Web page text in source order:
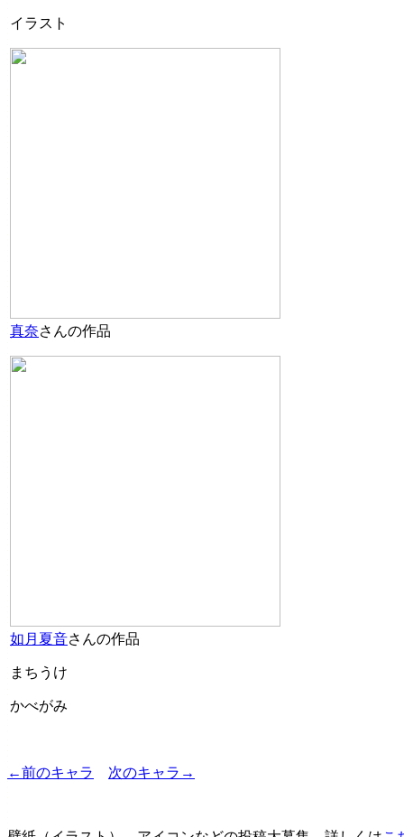
イラスト
真奈さんの作品
如月夏音さんの作品
まちうけ
かべがみ
←前のキャラ 次のキャラ→